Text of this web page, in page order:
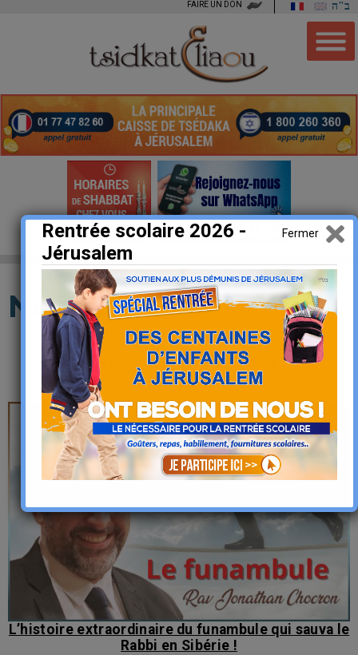
ב"ה FAIRE UN DON
Nos vidéos
Les vidéos de Tsidkat-Eliaou
L’histoire extraordinaire du funambule qui sauva le
Rabbi en Sibérie !
Rentrée scolaire 2026 -
Jérusalem
Fermer